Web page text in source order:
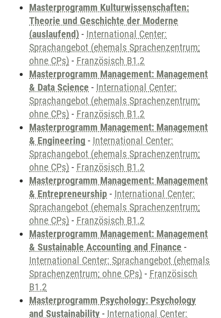
Masterprogramm Kulturwissenschaften:
Theorie und Geschichte der Moderne
(auslaufend) - International Center:
Sprachangebot (ehemals Sprachenzentrum;
ohne CPs) - Französisch B1.2
Masterprogramm Management: Management
& Data Science - International Center:
Sprachangebot (ehemals Sprachenzentrum;
ohne CPs) - Französisch B1.2
Masterprogramm Management: Management
& Engineering - International Center:
Sprachangebot (ehemals Sprachenzentrum;
ohne CPs) - Französisch B1.2
Masterprogramm Management: Management
& Entrepreneurship - International Center:
Sprachangebot (ehemals Sprachenzentrum;
ohne CPs) - Französisch B1.2
Masterprogramm Management: Management
& Sustainable Accounting and Finance -
International Center: Sprachangebot (ehemals
Sprachenzentrum; ohne CPs) - Französisch
B1.2
Masterprogramm Psychology: Psychology
and Sustainability - International Center: